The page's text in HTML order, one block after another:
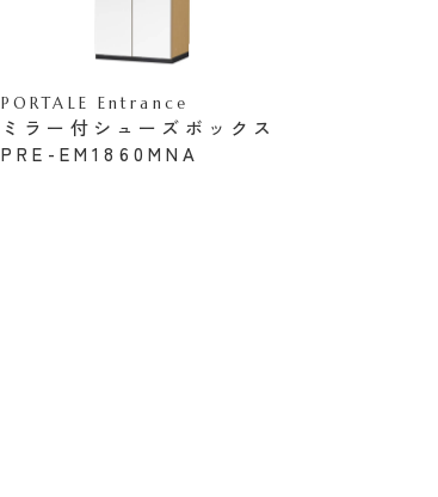
PORTALE Entrance
ミラー付シューズボックス
PRE-EM1860MNA